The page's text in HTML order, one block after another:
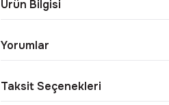
Ürün Bilgisi
Yorumlar
Taksit Seçenekleri